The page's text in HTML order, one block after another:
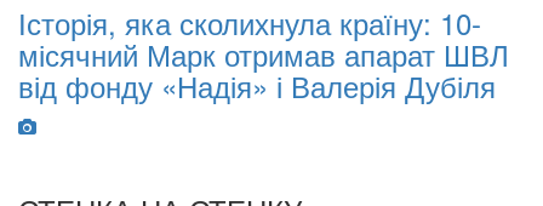
10-
ШВЛ
Oleksii Abasov: How Ukrainian
Businesses Can Attract
Investments and Hedge Risks
War